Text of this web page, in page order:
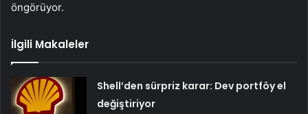
öngörüyor.
İlgili Makaleler
Shell’den sürpriz karar: Dev portföy el
değiştiriyor